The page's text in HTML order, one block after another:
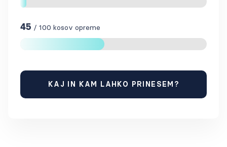
45 / 100 kosov opreme
KAJ IN KAM LAHKO PRINESEM?